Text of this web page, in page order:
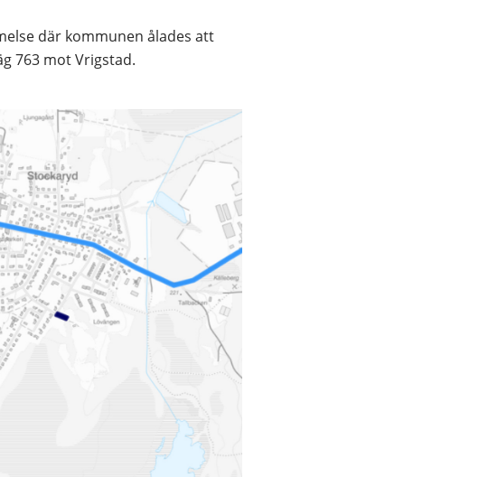
där kommunen ålades att
763 mot Vrigstad.